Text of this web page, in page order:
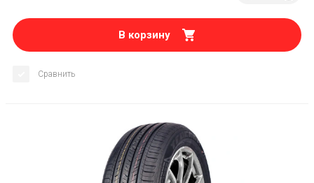
В корзину
Сравнить